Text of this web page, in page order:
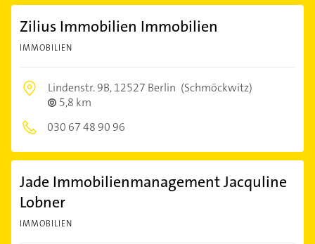
Zilius Immobilien Immobilien
IMMOBILIEN
Lindenstr. 9B,12527 Berlin (Schmöckwitz)
5,8 km
030 67 48 90 96
Jade Immobilienmanagement Jacquline
Lobner
IMMOBILIEN